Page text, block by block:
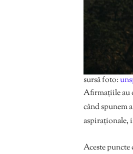
sursă foto:
Afirmațiile au
când spunem
aspiraționale,
Aceste